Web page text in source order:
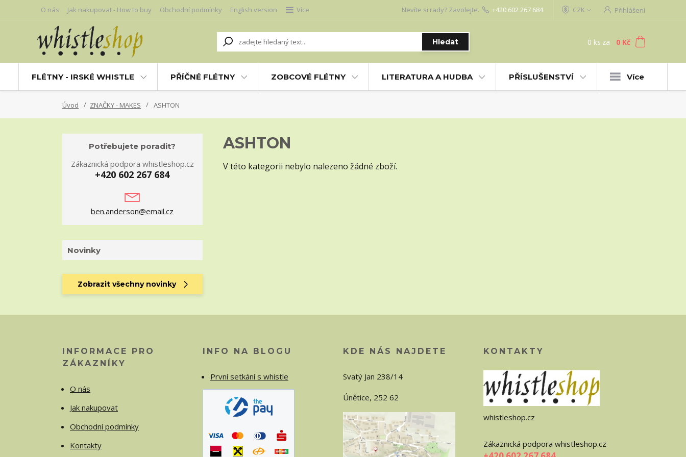
O nás Jak nakupovat - How to buy Obchodní podmínky English version Více CZK Přihlášení
Hledat
Nevíte si rady? Zavolejte. +420 602 267 684
0 ks za 0 Kč
FLÉTNY - IRSKÉ WHISTLE PŘÍČNÉ FLÉTNY ZOBCOVÉ FLÉTNY LITERATURA A HUDBA PŘÍSLUŠENSTVÍ Více
Úvod ZNAČKY - MAKES ASHTON
ASHTON
V této kategorii nebylo nalezeno žádné zboží.
Potřebujete poradit?
Zákaznická podpora whistleshop.cz
+420 602 267 684
ben.anderson@email.cz
Novinky
Zobrazit všechny novinky
INFORMACE PRO
ZÁKAZNÍKY
O nás
Jak nakupovat
Obchodní podmínky
Kontakty
INFO NA BLOGU
První setkání s whistle
KDE NÁS NAJDETE
Svatý Jan 238/14
Únětice, 252 62
KONTAKTY
whistleshop.cz
Zákaznická podpora whistleshop.cz